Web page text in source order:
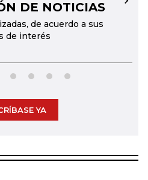
DE NOTICIAS
de acuerdo a sus
de interés
→
YA